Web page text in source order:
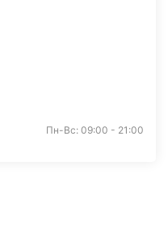
Пн-Вс: 09:00 - 21:00